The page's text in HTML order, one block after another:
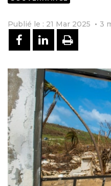
Publié le : 21 Mar 2025 3
PARTAGER